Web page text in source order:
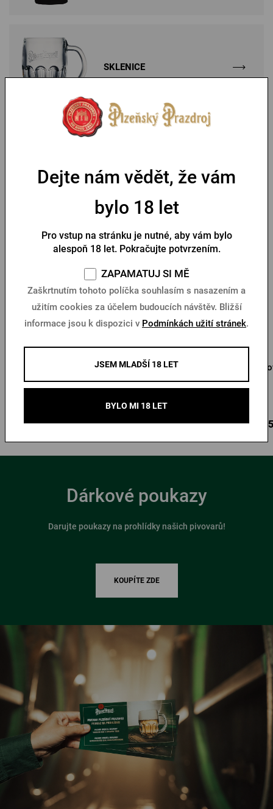
SKLENICE
Bestsellery
Krýgl Pilsner Urquell 0,5l
s věnováním
290 Kč Koupit
Growler Pilsner Urquell 1l
385 Kč Koupit
Dárkové poukazy
Darujte poukazy na prohlídky našich pivovarů!
KOUPÍTE ZDE
Dejte nám vědět, že vám
bylo 18 let
Pro vstup na stránku je nutné, aby vám bylo
alespoň 18 let. Pokračujte potvrzením.
ZAPAMATUJ SI MĚ
Zaškrtnutím tohoto políčka souhlasím s nasazením a
užitím cookies za účelem budoucích návštěv. Bližší
informace jsou k dispozici v Podmínkách užití stránek.
JSEM MLADŠÍ 18 LET
BYLO MI 18 LET